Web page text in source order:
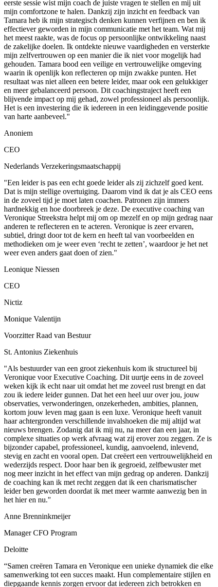
eerste sessie wist mijn coach de juiste vragen te stellen en mij uit
mijn comfortzone te halen. Dankzij zijn inzicht en feedback van
Tamara heb ik mijn strategisch denken kunnen verfijnen en ben ik
effectiever geworden in mijn communicatie met het team. Wat mij
het meest raakte, was de focus op persoonlijke ontwikkeling naast
de zakelijke doelen. Ik ontdekte nieuwe vaardigheden en versterkte
mijn zelfvertrouwen op een manier die ik niet voor mogelijk had
gehouden. Tamara bood een veilige en vertrouwelijke omgeving
waarin ik openlijk kon reflecteren op mijn zwakke punten. Het
resultaat was niet alleen een betere leider, maar ook een gelukkiger
en meer gebalanceerd persoon. Dit coachingstraject heeft een
blijvende impact op mij gehad, zowel professioneel als persoonlijk.
Het is een investering die ik iedereen in een leidinggevende positie
van harte aanbeveel."
Anoniem
CEO
Nederlands Verzekeringsmaatschappij
"Een leider is pas een echt goede leider als zij zichzelf goed kent.
Dat is mijn stellige overtuiging. Daarom vind ik dat je als CEO eens
in de zoveel tijd je moet laten coachen. Patronen zijn immers
hardnekkig en hoe doorbreek je deze. De executive coaching van
Veronique Streekstra helpt mij om op mezelf en op mijn gedrag naar
anderen te reflecteren en te acteren. Veronique is zeer ervaren,
subtiel, dringt door tot de kern en heeft tal van voorbeelden en
methodieken om je weer even ‘recht te zetten’, waardoor je het net
weer even anders gaat doen of zien."
Leonique Niessen
CEO
Nictiz
Monique Valentijn
Voorzitter Raad van Bestuur
St. Antonius Ziekenhuis
"Als bestuurder van een groot ziekenhuis kom ik structureel bij
Veronique voor Executive Coaching. Dit uurtje eens in de zoveel
weken kijk ik echt naar uit omdat het me zoveel rust brengt en dat
zou ik iedere leider gunnen. Dat het een heel uur over jou, jouw
observaties, verwonderingen, onzekerheden, ambities, plannen,
kortom jouw leven mag gaan is een luxe. Veronique heeft vanuit
haar achtergronden verschillende invalshoeken die mij altijd wat
nieuws brengen. Zodanig dat ik mij nu, na meer dan een jaar, in
complexe situaties op werk afvraag wat zij erover zou zeggen. Ze is
bijzonder capabel, professioneel, kundig, aanvoelend, inlevend,
stevig en zacht en vooral open. Dat creëert een vertrouwelijkheid en
wederzijds respect. Door haar ben ik gegroeid, zelfbewuster met
nog meer inzicht in het effect van mijn gedrag op anderen. Dankzij
de coaching kan ik met recht zeggen dat ik een charismatischer
leider ben geworden doordat ik met meer warmte aanwezig ben in
het hier en nu."
Anne Brenninkmeijer
Manager CFO Program
Deloitte
“Samen creëren Tamara en Veronique een unieke dynamiek die elke
samenwerking tot een succes maakt. Hun complementaire stijlen en
diepgaande kennis zorgen ervoor dat iedereen zich betrokken en